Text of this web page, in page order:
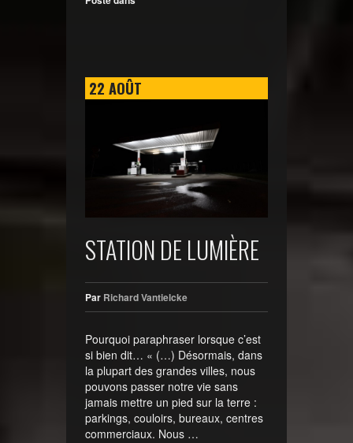
22 AOÛT
STATION DE LUMIÈRE
Par Richard Vantielcke
Pourquoi paraphraser lorsque c’est
si bien dit… « (…) Désormais, dans
la plupart des grandes villes, nous
pouvons passer notre vie sans
jamais mettre un pied sur la terre :
parkings, couloirs, bureaux, centres
commerciaux. Nous …